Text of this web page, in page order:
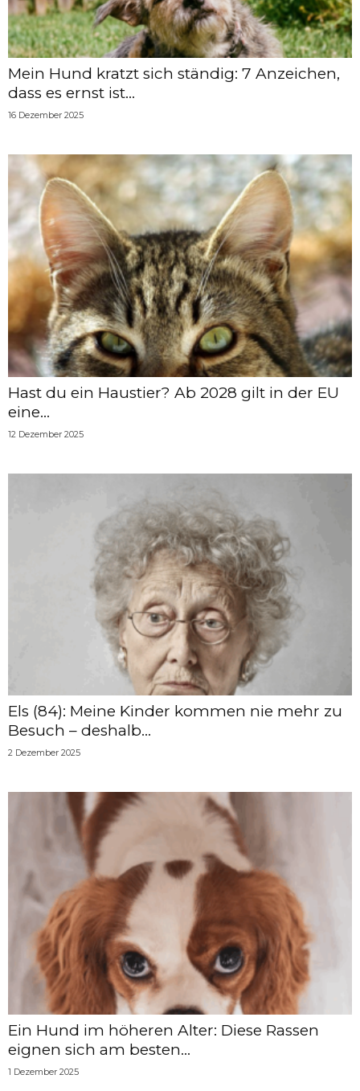
Mein Hund kratzt sich ständig: 7 Anzeichen,
dass es ernst ist...
16 Dezember 2025
Hast du ein Haustier? Ab 2028 gilt in der EU
eine...
12 Dezember 2025
Els (84): Meine Kinder kommen nie mehr zu
Besuch – deshalb...
2 Dezember 2025
Ein Hund im höheren Alter: Diese Rassen
eignen sich am besten...
1 Dezember 2025